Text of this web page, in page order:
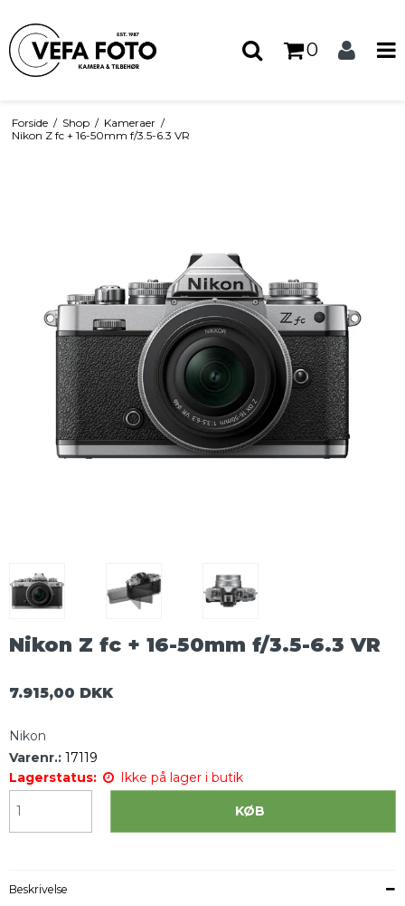
0
Forside / Shop / Kameraer /
Nikon Z fc + 16-50mm f/3.5-6.3 VR
Nikon Z fc + 16-50mm f/3.5-6.3 VR
7.915,00 DKK
Nikon
Varenr.: 17119
Lagerstatus:
Ikke på lager i butik
KØB
Beskrivelse